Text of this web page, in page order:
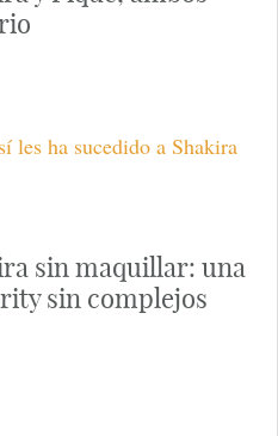
les ha sucedido a Shakira
sin maquillar: una
sin complejos